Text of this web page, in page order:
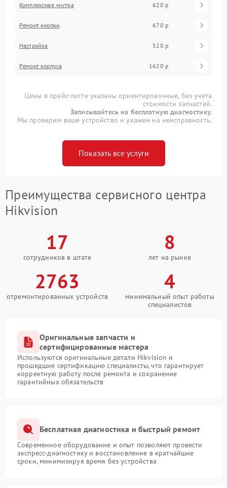
Комплексная чистка 620 р
Ремонт кнопки 670 р
Настройка 520 р
Ремонт корпуса 1620 р
Цены в прайс-листе указаны ориентировочные, без учета
стоимости запчастей.
Записывайтесь на бесплатную диагностику.
Мы проверим ваше устройство и укажем на неисправность.
Показать все услуги
Преимущества сервисного центра
Hikvision
17
сотрудников в штате
8
лет на рынке
2763
отремонтированных устройств
4
минимальный опыт работы
специалистов
Оригинальные запчасти и
сертифицированные мастера
Используются оригинальные детали Hikvision и
прошедшие сертификацию специалисты, что гарантирует
корректную работу после ремонта и сохранение
гарантийных обязательств
Бесплатная диагностика и быстрый ремонт
Современное оборудование и опыт позволяют провести
экспресс-диагностику и восстановление в кратчайшие
сроки, минимизируя время без устройства